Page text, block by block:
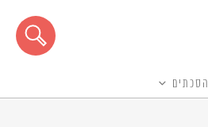
הסכתים